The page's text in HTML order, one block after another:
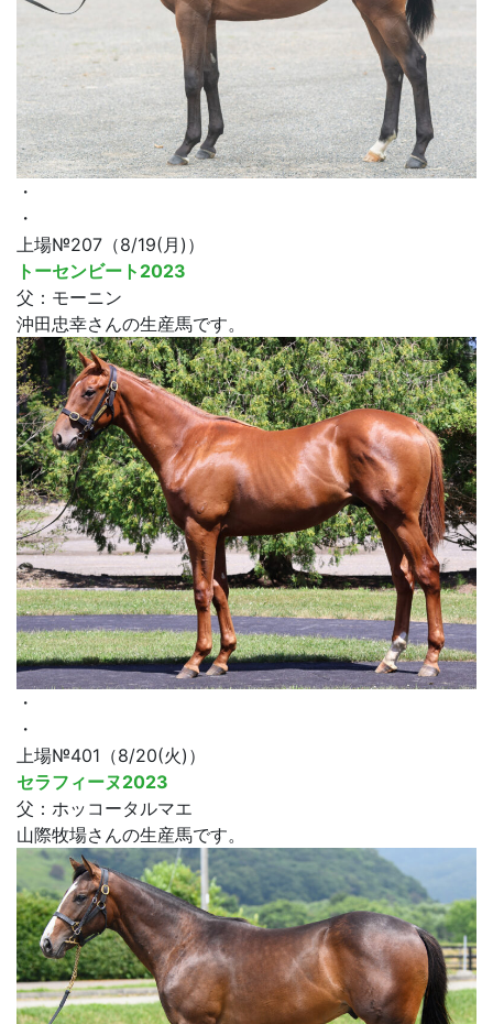
・
・
上場№207（8/19(月)）
トーセンビート2023
父：モーニン
沖田忠幸さんの生産馬です。
・
・
上場№401（8/20(火)）
セラフィーヌ2023
父：ホッコータルマエ
山際牧場さんの生産馬です。